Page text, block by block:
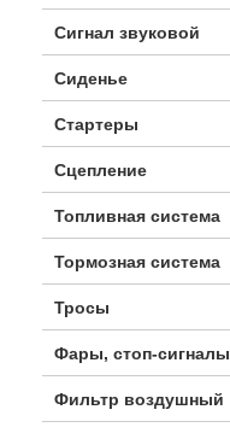
Сигнал звуковой
Сиденье
Стартеры
Сцепление
Топливная система
Тормозная система
Тросы
Фары, стоп-сигналы
Фильтр воздушный